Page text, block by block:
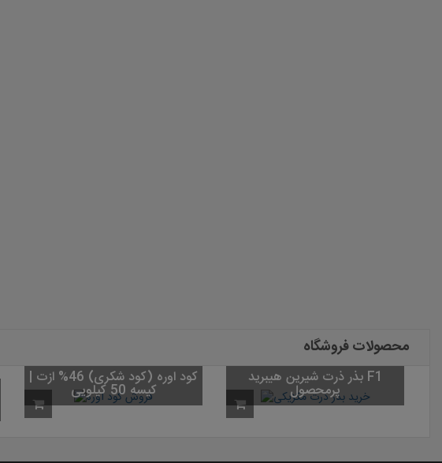
محصولات فروشگاه
بذر ذرت شیرین هیبرید F1
پرمحصول بذر چمن واترسیور